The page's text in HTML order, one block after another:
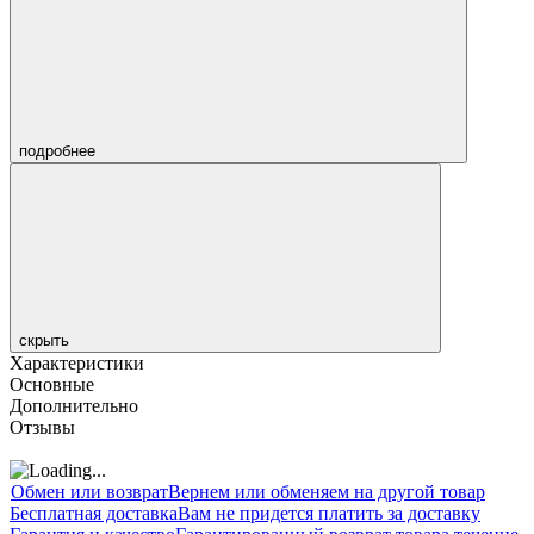
подробнее
скрыть
Характеристики
Основные
Дополнительно
Отзывы
Обмен или возвратВернем или обменяем на другой товар
Бесплатная доставкаВам не придется платить за доставку